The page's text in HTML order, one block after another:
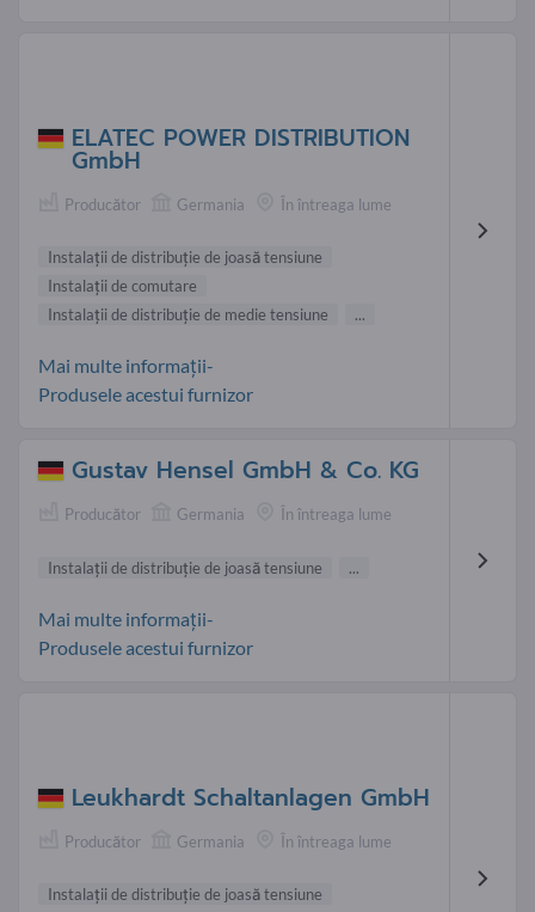
ELATEC POWER DISTRIBUTION
GmbH
Producător Germania În întreaga lume
Instalaţii de distribuţie de joasă tensiune
Instalaţii de comutare
Instalaţii de distribuţie de medie tensiune
...
Mai multe informații-
Produsele acestui furnizor
Gustav Hensel GmbH & Co. KG
Producător Germania În întreaga lume
Instalaţii de distribuţie de joasă tensiune ...
Mai multe informații-
Produsele acestui furnizor
Leukhardt Schaltanlagen GmbH
Producător Germania În întreaga lume
Instalaţii de distribuţie de joasă tensiune